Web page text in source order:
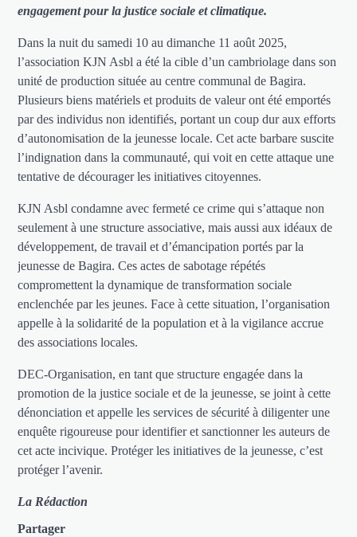
engagement pour la justice sociale et climatique.
Dans la nuit du samedi 10 au dimanche 11 août 2025,
l’association KJN Asbl a été la cible d’un cambriolage dans son
unité de production située au centre communal de Bagira.
Plusieurs biens matériels et produits de valeur ont été emportés
par des individus non identifiés, portant un coup dur aux efforts
d’autonomisation de la jeunesse locale. Cet acte barbare suscite
l’indignation dans la communauté, qui voit en cette attaque une
tentative de décourager les initiatives citoyennes.
KJN Asbl condamne avec fermeté ce crime qui s’attaque non
seulement à une structure associative, mais aussi aux idéaux de
développement, de travail et d’émancipation portés par la
jeunesse de Bagira. Ces actes de sabotage répétés
compromettent la dynamique de transformation sociale
enclenchée par les jeunes. Face à cette situation, l’organisation
appelle à la solidarité de la population et à la vigilance accrue
des associations locales.
DEC-Organisation, en tant que structure engagée dans la
promotion de la justice sociale et de la jeunesse, se joint à cette
dénonciation et appelle les services de sécurité à diligenter une
enquête rigoureuse pour identifier et sanctionner les auteurs de
cet acte incivique. Protéger les initiatives de la jeunesse, c’est
protéger l’avenir.
La Rédaction
Partager